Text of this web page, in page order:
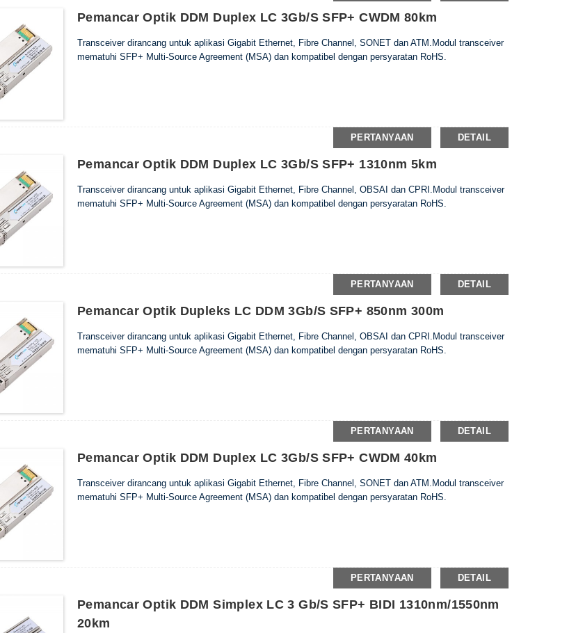
Pemancar Optik DDM Duplex LC 3Gb/s SFP+ CWDM 80km
Transceiver dirancang untuk aplikasi Gigabit Ethernet, Fibre Channel, SONET dan ATM.Modul transceiver
mematuhi SFP+ Multi-Source Agreement (MSA) dan kompatibel dengan persyaratan RoHS.
PERTANYAAN DETAIL
Pemancar Optik DDM Duplex LC 3Gb/s SFP+ 1310nm 5km
Transceiver dirancang untuk aplikasi Gigabit Ethernet, Fibre Channel, OBSAI dan CPRI.Modul transceiver
mematuhi SFP+ Multi-Source Agreement (MSA) dan kompatibel dengan persyaratan RoHS.
PERTANYAAN DETAIL
Pemancar Optik Dupleks LC DDM 3Gb/s SFP+ 850nm 300m
Transceiver dirancang untuk aplikasi Gigabit Ethernet, Fibre Channel, OBSAI dan CPRI.Modul transceiver
mematuhi SFP+ Multi-Source Agreement (MSA) dan kompatibel dengan persyaratan RoHS.
PERTANYAAN DETAIL
Pemancar Optik DDM Duplex LC 3Gb/s SFP+ CWDM 40km
Transceiver dirancang untuk aplikasi Gigabit Ethernet, Fibre Channel, SONET dan ATM.Modul transceiver
mematuhi SFP+ Multi-Source Agreement (MSA) dan kompatibel dengan persyaratan RoHS.
PERTANYAAN DETAIL
Pemancar Optik DDM Simplex LC 3 Gb/s SFP+ BIDI 1310nm/1550nm
20km